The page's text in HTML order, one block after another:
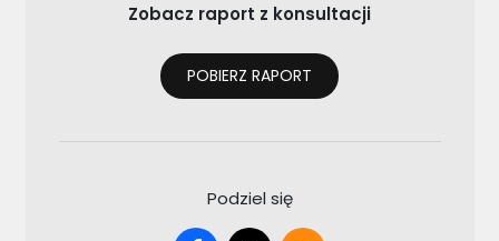
Zobacz raport z konsultacji
POBIERZ RAPORT
Podziel się